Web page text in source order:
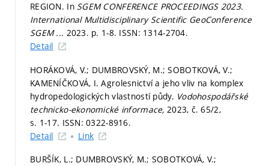
REGION. In SGEM CONFERENCE PROCEEDINGS 2023.
International Multidisciplinary Scientific GeoConference
SGEM ... 2023. p. 1-8. ISSN: 1314-2704.
Detail
HORÁKOVÁ, V.; DUMBROVSKÝ, M.; SOBOTKOVÁ, V.;
KAMENÍČKOVÁ, I. Agrolesnictví a jeho vliv na komplex
hydropedologických vlastností půdy. Vodohospodářské
technicko-ekonomické informace, 2023, č. 65/2,
s. 1-17. ISSN: 0322-8916.
Detail
Link
BURŠÍK, L.; DUMBROVSKÝ, M.; SOBOTKOVÁ, V.;